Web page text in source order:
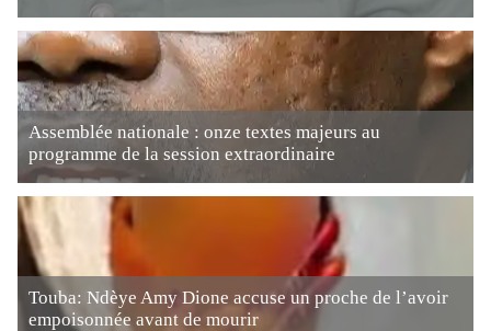
Assemblée nationale : onze textes majeurs au
programme de la session extraordinaire
Touba: Ndèye Amy Dione accuse un proche de l’avoir
empoisonnée avant de mourir